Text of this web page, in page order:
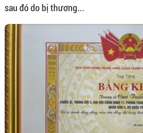
sau đó do bị thương...